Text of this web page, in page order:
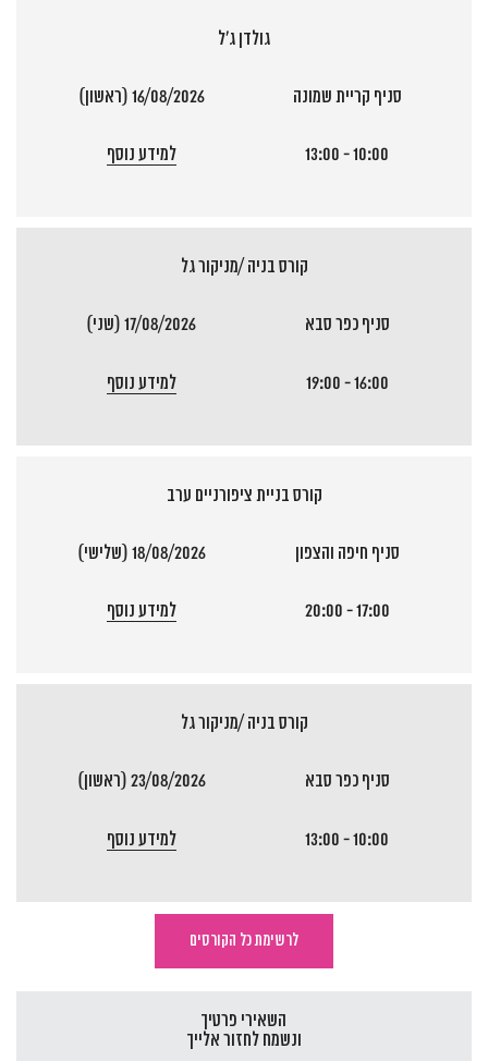
גולדן ג'ל
סניף קריית שמונה 16/08/2026 (ראשון)
10:00 - 13:00 למידע נוסף
קורס בניה /מניקור גל
סניף כפר סבא 17/08/2026 (שני)
16:00 - 19:00 למידע נוסף
קורס בניית ציפורניים ערב
סניף חיפה והצפון 18/08/2026 (שלישי)
17:00 - 20:00 למידע נוסף
קורס בניה /מניקור גל
סניף כפר סבא 23/08/2026 (ראשון)
10:00 - 13:00 למידע נוסף
לרשימת כל הקורסים
השאירי פרטיך
ונשמח לחזור אלייך